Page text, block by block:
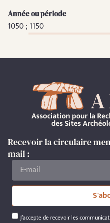
Année ou période
1050 ; 1150
Recevoir la circulaire
mail :
J’accepte de recevoir les